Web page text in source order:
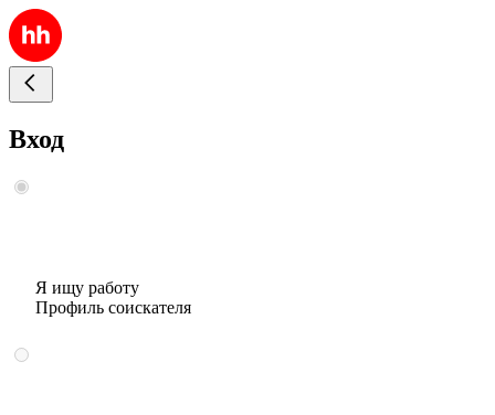
Вход
Я ищу работу
Профиль соискателя